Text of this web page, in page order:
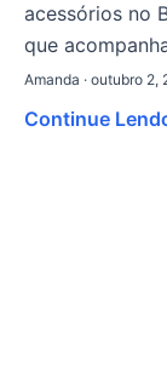
acessórios no
que
Amanda · outubro 2,
Continue